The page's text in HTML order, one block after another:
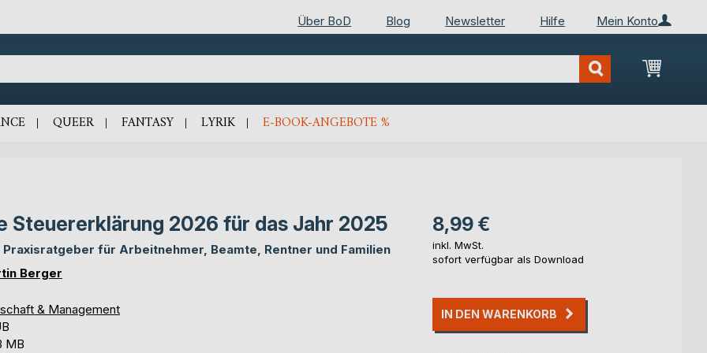
Mein Konto
Über BoD Blog Newsletter Hilfe
Mein
QUEER FANTASY LYRIK E-BOOK-ANGEBOTE %
Steuererklärung 2026 für das Jahr 2025
Praxisratgeber für Arbeitnehmer, Beamte, Rentner und Familien
Berger
& Management
MB
8,99 €
inkl. MwSt.
sofort verfügbar als Download
IN DEN WARENKORB